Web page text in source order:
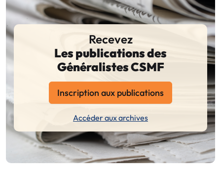
Recevez
Les publications des
Généralistes CSMF
Inscription aux publications
Accéder aux archives